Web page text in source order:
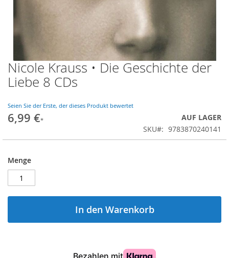
Zum
Anfang
der
springen
Nicole Krauss • Die Geschichte der
Liebe 8 CDs
Seien Sie der Erste, der dieses Produkt bewertet
6,99 €
AUF LAGER
SKU
9783870240141
Menge
In den Warenkorb